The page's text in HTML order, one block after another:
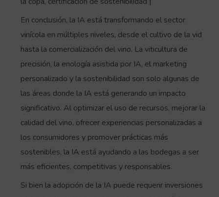
En conclusión, la IA está transformando el sector
vinícola en múltiples niveles, desde el cultivo de la vid
hasta la comercialización del vino. La viticultura de
precisión, la enología asistida por IA, el marketing
personalizado y la sostenibilidad son solo algunas de
las áreas donde la IA está generando un impacto
significativo. Al optimizar el uso de recursos, mejorar la
calidad del vino, ofrecer experiencias personalizadas a
los consumidores y promover prácticas más
sostenibles, la IA está ayudando a las bodegas a ser
más eficientes, competitivas y responsables.
Si bien la adopción de la IA puede requerir inversiones